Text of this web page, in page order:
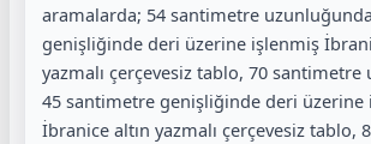
aramalarda; 54 santimetre
genişliğinde deri üzerine işlenmiş
yazmalı çerçevesiz tablo, 70
45 santimetre genişliğinde deri üzerine
İbranice altın yazmalı çerçevesiz tablo,